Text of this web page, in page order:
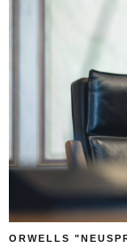
ORWELLS